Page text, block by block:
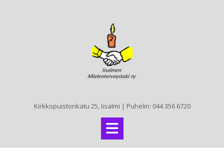
Kirkkopuistonkatu 25, Iisalmi | Puhelin: 044 356 6720